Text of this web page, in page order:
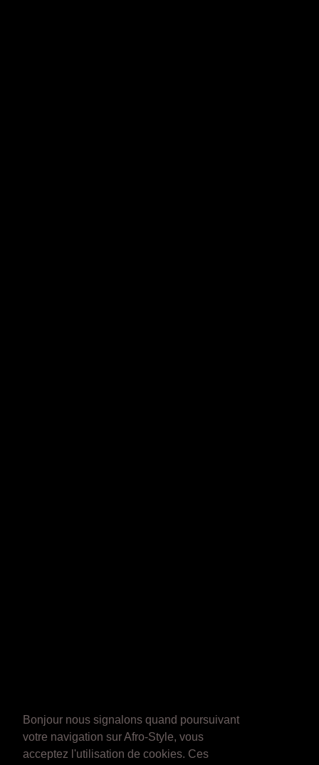
Bonjour nous signalons quand poursuivant
votre navigation sur Afro-Style, vous
acceptez l'utilisation de cookies. Ces